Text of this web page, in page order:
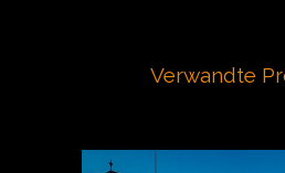
Verwandte